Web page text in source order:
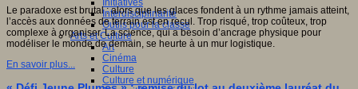
Initiatives
Interdisciplinarité
Outils pour la classe
Arts et Culture
Art
Cinéma
Culture
Culture et numérique
Le paradoxe est brutal : alors que les glaces fondent à un rythme jamais atteint,
l’accès aux données de terrain est en recul. Trop risqué, trop coûteux, trop
complexe à organiser. La science, qui a besoin d’ancrage physique pour
modéliser le monde de demain, se heurte à un mur logistique.
En savoir plus...